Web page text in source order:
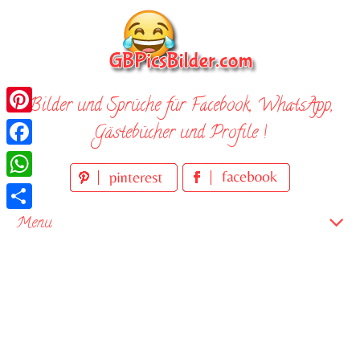
Bilder und Sprüche für Facebook, WhatsApp,
Gästebücher und Profile !
Menu
Pinterest
Facebook
WhatsApp
Teilen